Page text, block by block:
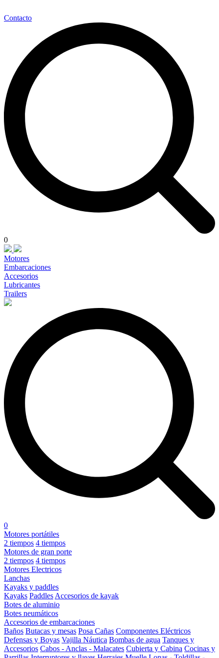
Contacto
0
Motores
Embarcaciones
Accesorios
Lubricantes
Trailers
0
Motores portátiles
2 tiempos 4 tiempos
Motores de gran porte
2 tiempos 4 tiempos
Motores Electricos
Lanchas
Kayaks y paddles
Kayaks Paddles Accesorios de kayak
Botes de aluminio
Botes neumáticos
Accesorios de embarcaciones
Baños Butacas y mesas Posa Cañas Componentes Eléctricos
Defensas y Boyas Vajilla Náutica Bombas de agua Tanques y
Accesorios Cabos - Anclas - Malacates Cubierta y Cabina Cocinas y